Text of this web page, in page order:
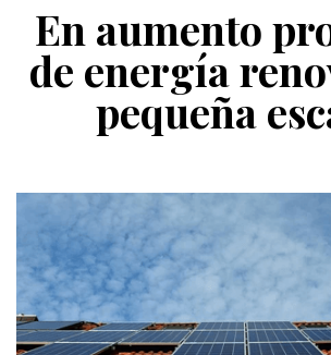
En aumento
de energía
pequeña